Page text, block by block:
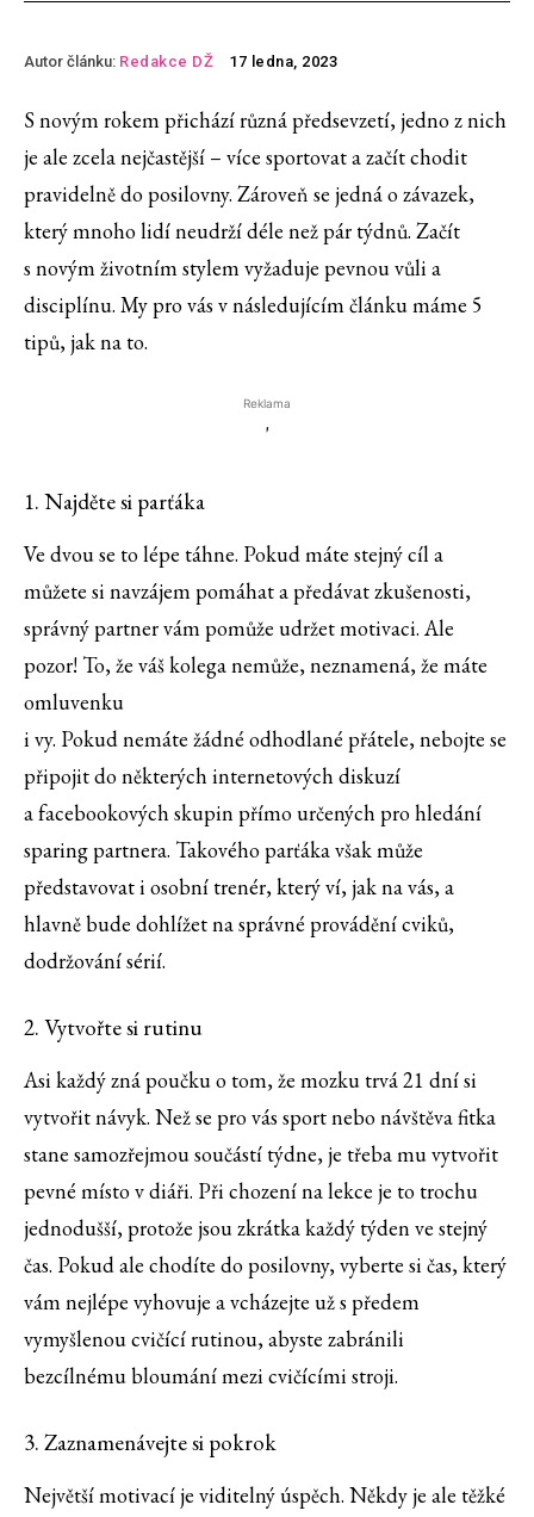
Autor článku: Redakce DŽ 17 ledna, 2023
S novým rokem přichází různá předsevzetí, jedno z nich
je ale zcela nejčastější – více sportovat a začít chodit
pravidelně do posilovny. Zároveň se jedná o závazek,
který mnoho lidí neudrží déle než pár týdnů. Začít
s novým životním stylem vyžaduje pevnou vůli a
disciplínu. My pro vás v následujícím článku máme 5
tipů, jak na to.
Reklama
'
1. Najděte si parťáka
Ve dvou se to lépe táhne. Pokud máte stejný cíl a
můžete si navzájem pomáhat a předávat zkušenosti,
správný partner vám pomůže udržet motivaci. Ale
pozor! To, že váš kolega nemůže, neznamená, že máte
omluvenku
i vy. Pokud nemáte žádné odhodlané přátele, nebojte se
připojit do některých internetových diskuzí
a facebookových skupin přímo určených pro hledání
sparing partnera. Takového parťáka však může
představovat i osobní trenér, který ví, jak na vás, a
hlavně bude dohlížet na správné provádění cviků,
dodržování sérií.
2. Vytvořte si rutinu
Asi každý zná poučku o tom, že mozku trvá 21 dní si
vytvořit návyk. Než se pro vás sport nebo návštěva fitka
stane samozřejmou součástí týdne, je třeba mu vytvořit
pevné místo v diáři. Při chození na lekce je to trochu
jednodušší, protože jsou zkrátka každý týden ve stejný
čas. Pokud ale chodíte do posilovny, vyberte si čas, který
vám nejlépe vyhovuje a vcházejte už s předem
vymyšlenou cvičící rutinou, abyste zabránili
bezcílnému bloumání mezi cvičícími stroji.
3. Zaznamenávejte si pokrok
Největší motivací je viditelný úspěch. Někdy je ale těžké